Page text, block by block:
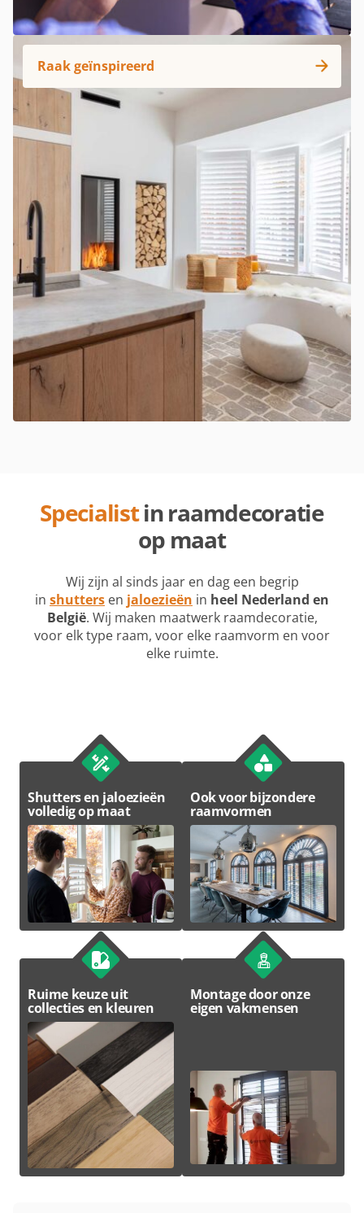
Raak geïnspireerd
Specialistin raamdecoratie
op maat
Wij zijn al sinds jaar en dag een begrip
in shutters en jaloezieën in heel Nederland en
België. Wij maken maatwerk raamdecoratie,
voor elk type raam, voor elke raamvorm en voor
elke ruimte.
Shutters en jaloezieën
volledig op maat
Ook voor bijzondere
raamvormen
Ruime keuze uit
collecties en kleuren
Montage door onze
eigen vakmensen